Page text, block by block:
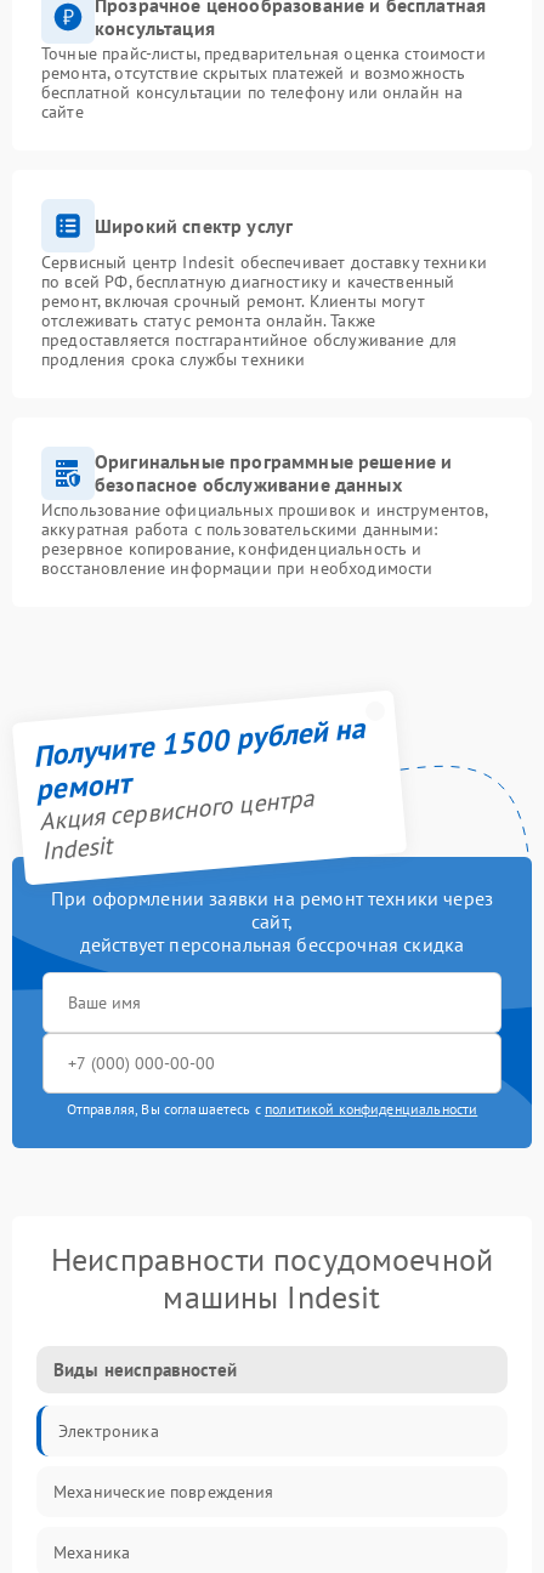
Прозрачное ценообразование и бесплатная
консультация
Точные прайс-листы, предварительная оценка стоимости
ремонта, отсутствие скрытых платежей и возможность
бесплатной консультации по телефону или онлайн на
сайте
Широкий спектр услуг
Сервисный центр Indesit обеспечивает доставку техники
по всей РФ, бесплатную диагностику и качественный
ремонт, включая срочный ремонт. Клиенты могут
отслеживать статус ремонта онлайн. Также
предоставляется постгарантийное обслуживание для
продления срока службы техники
Оригинальные программные решение и
безопасное обслуживание данных
Использование официальных прошивок и инструментов,
аккуратная работа с пользовательскими данными:
резервное копирование, конфиденциальность и
восстановление информации при необходимости
Получите 1500 рублей на
ремонт
Акция сервисного центра
Indesit
При оформлении заявки на ремонт техники через
сайт,
действует персональная бессрочная скидка
Отправляя, Вы соглашаетесь с политикой конфиденциальности
Неисправности посудомоечной
машины Indesit
Виды неисправностей
Электроника
Механические повреждения
Механика